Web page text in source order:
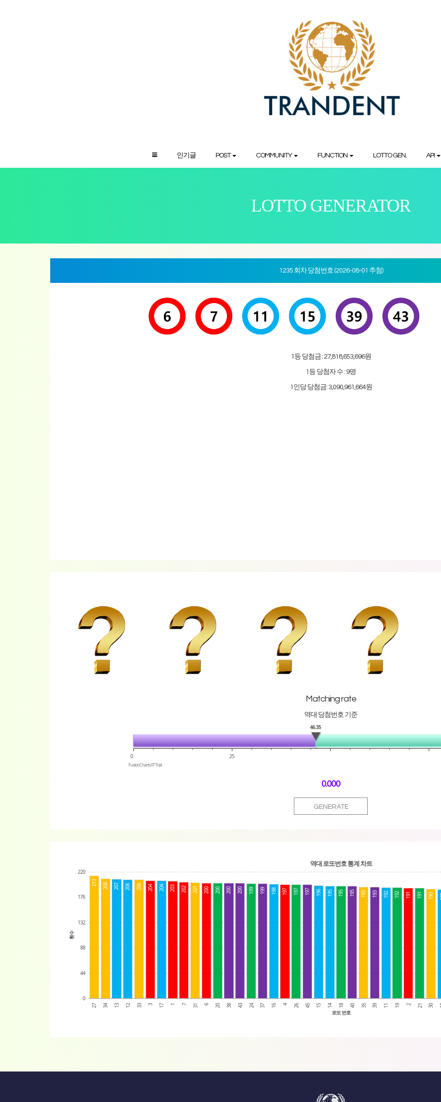
인기글 POST COMMUNITY FUNCTION LOTTO GEN. API
LOTTO GENERATOR
1235 회차 당첨번호 (2026-08-01 추첨)
1등 당첨금 : 27,818,653,696원
1등 당첨자 수 : 9명
1인당 당첨금: 3,090,961,664원
Matching rate
역대 당첨번호 기준
0 25
46.35
FusionCharts XT Trial
0.000
GENERATE
27 34 13 12 33 3 17 1 7 31 6 20 38 43 24 37 16 4 26 45 15 14 18 40 35 39 11 19 2 21 30
0
44
88
132
176
220
횟수
로또 번호
213 208 207 206 206 204 204 203 202 201 200 200 200 200 199 199 198 197 197 197 196 195 195 195 193 193 192 192 191 191 190
역대 로또번호 통계 차트